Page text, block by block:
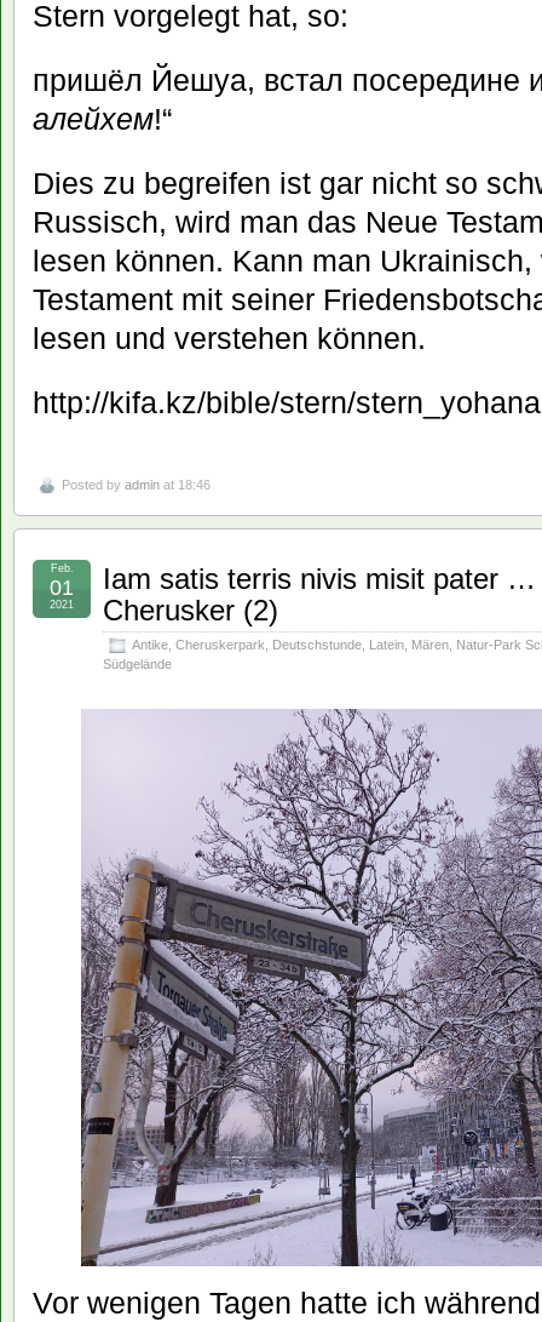
Stern vorgelegt hat, so:
пришёл Йешуа, встал посередине и
алейхем!“
Dies zu begreifen ist gar nicht so
Russisch, wird man das Neue
lesen können. Kann man
Testament mit seiner
lesen und verstehen können.
http://kifa.kz/bible/stern/
Posted by admin at 18:46
Iam satis terris nivis misit pater
Cherusker (2)
Antike, Cheruskerpark, Deutschstunde, Latein, Mären, Natur-Park
Südgelände
Feb.
01
2021
Vor wenigen Tagen hatte ich